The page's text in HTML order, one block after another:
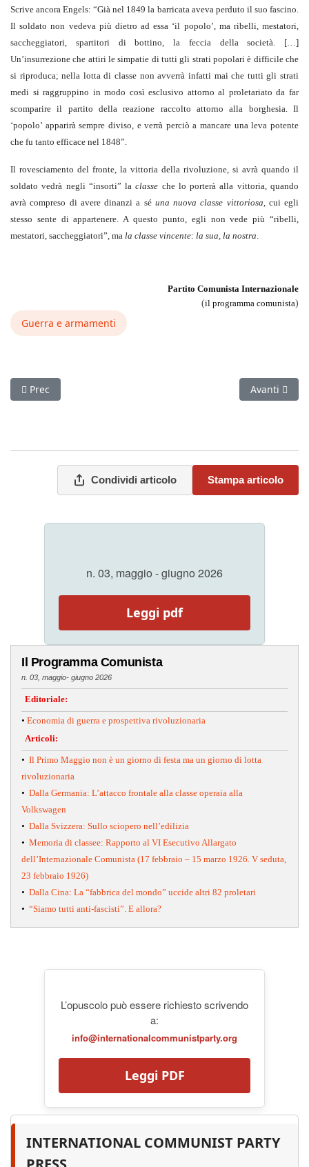
Scrive ancora Engels: “Già nel 1849 la barricata aveva perduto il suo fascino.
Il soldato non vedeva più dietro ad essa ‘il popolo’, ma ribelli, mestatori,
saccheggiatori, spartitori di bottino, la feccia della società. […]
Un’insurrezione che attiri le simpatie di tutti gli strati popolari è difficile che
si riproduca; nella lotta di classe non avverrà infatti mai che tutti gli strati
medi si raggruppino in modo così esclusivo attorno al proletariato da far
scomparire il partito della reazione raccolto attorno alla borghesia. Il
‘popolo’ apparirà sempre diviso, e verrà perciò a mancare una leva potente
che fu tanto efficace nel 1848”.
Il rovesciamento del fronte, la vittoria della rivoluzione, si avrà quando il
soldato vedrà negli “insorti” laclasse che lo porterà alla vittoria, quando
avrà compreso di avere dinanzi a sé una nuova classe vittoriosa, cui egli
stesso sente di appartenere. A questo punto, egli non vede più “ribelli,
mestatori, saccheggiatori”, ma la classe vincente: la sua, la nostra.
Partito Comunista Internazionale
(il programma comunista)
Guerra e armamenti
Articolo precedente: Lavorando al V volume della Storia della
Prec Articolo
Avanti
Condividi articolo Stampa articolo
n. 03, maggio - giugno 2026
Leggi pdf
Il Programma Comunista
n. 03, maggio- giugno 2026
Editoriale:
• Economia di guerra e prospettiva rivoluzionaria
Articoli:
• Il Primo Maggio non è un giorno di festa ma un giorno di lotta
rivoluzionaria
• Dalla Germania: L’attacco frontale alla classe operaia alla
Volkswagen
• Dalla Svizzera: Sullo sciopero nell’edilizia
• Memoria di classee: Rapporto al VI Esecutivo Allargato
dell’Internazionale Comunista (17 febbraio – 15 marzo 1926. V seduta,
23 febbraio 1926)
• Dalla Cina: La “fabbrica del mondo” uccide altri 82 proletari
• “Siamo tutti anti-fascisti”. E allora?
L’opuscolo può essere richiesto scrivendo
a:
info@internationalcommunistparty.org
Leggi PDF
INTERNATIONAL COMMUNIST PARTY